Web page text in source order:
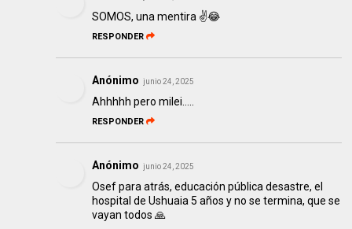
SOMOS, una mentira ✌️😂
RESPONDER
Anónimo junio 24, 2025
Ahhhhh pero milei.....
RESPONDER
Anónimo junio 24, 2025
Osef para atrás, educación pública desastre, el
hospital de Ushuaia 5 años y no se termina, que se
vayan todos 🙏